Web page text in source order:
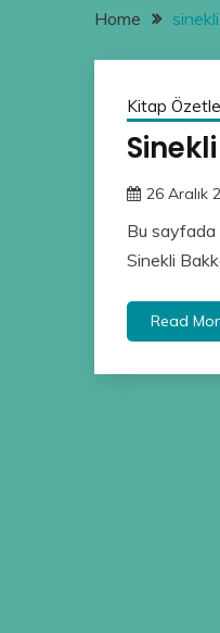
Home
Kitap
26 Aralık
Bu sayfada
Sinekli
Read